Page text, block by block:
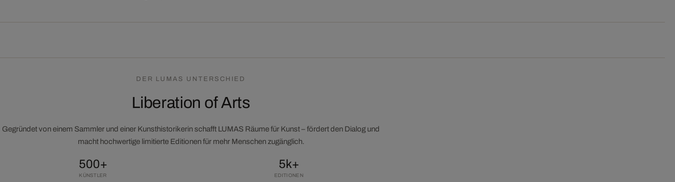
DER LUMAS UNTERSCHIED
Liberation of Arts
Gegründet von einem Sammler und einer Kunsthistorikerin schafft LUMAS Räume für Kunst – fördert den Dialog und
macht hochwertige limitierte Editionen für mehr Menschen zugänglich.
500+
KÜNSTLER
5k+
EDITIONEN